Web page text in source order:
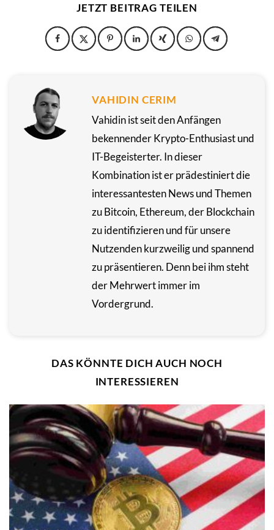
JETZT BEITRAG TEILEN
VAHIDIN CERIM
Vahidin ist seit den Anfängen
bekennender Krypto-Enthusiast und
IT-Begeisterter. In dieser
Kombination ist er prädestiniert die
interessantesten News und Themen
zu Bitcoin, Ethereum, der Blockchain
zu identifizieren und für unsere
Nutzenden kurzweilig und spannend
zu präsentieren. Denn bei ihm steht
der Mehrwert immer im
Vordergrund.
DAS KÖNNTE DICH AUCH NOCH
INTERESSIEREN